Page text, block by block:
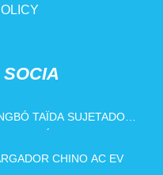
SUJETADOR
CHINO AC EV